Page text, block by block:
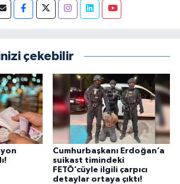
çekebilir
Cumhurbaşkanı Erdoğan’a
suikast timindeki
FETÖ’cüyle ilgili çarpıcı
detaylar ortaya çıktı!